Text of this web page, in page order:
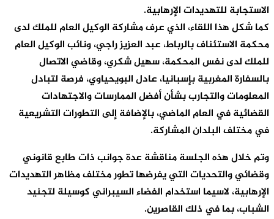
الاستجابة للتهديدات الإرهابية.
كما شكل هذا اللقاء، الذي عرف مشاركة الوكيل العام للملك لدى
محكمة الاستئناف بالرباط، عبد العزيز راجي، ونائب الوكيل العام
للملك لدى نفس المحكمة، سهيل شكري، وقاضي الاتصال
بالسفارة المغربية بإسبانيا، عادل البويحياوي، فرصة لتبادل
المعلومات والتجارب بشأن أفضل الممارسات والاجتهادات
القضائية في العام الماضي، بالإضافة إلى التطورات التشريعية
في مختلف البلدان المشاركة.
وتم خلال هذه الجلسة مناقشة عدة جوانب ذات طابع قانوني
وقضائي والتحديات التي يفرضها تطور مختلف مظاهر التهديدات
الإرهابية، لاسيما استخدام الفضاء السيبراني كوسيلة لتجنيد
الشباب، بما في ذلك القاصرين.